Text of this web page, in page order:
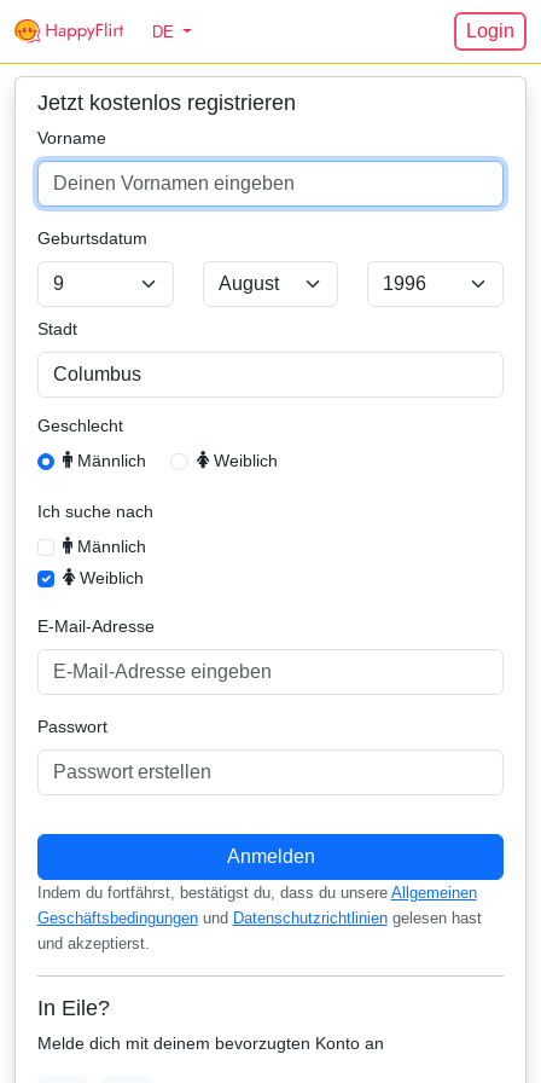
DE Login
Jetzt kostenlos registrieren
Vorname
Geburtsdatum
Stadt
Type 1 or more characters for results.
Geschlecht
Männlich
Weiblich
Ich suche nach
Männlich
Weiblich
E-Mail-Adresse
Passwort
Anmelden
Indem du fortfährst, bestätigst du, dass du unsere Allgemeinen
Geschäftsbedingungenund Datenschutzrichtliniengelesen hast
und akzeptierst.
In Eile?
Melde dich mit deinem bevorzugten Konto an